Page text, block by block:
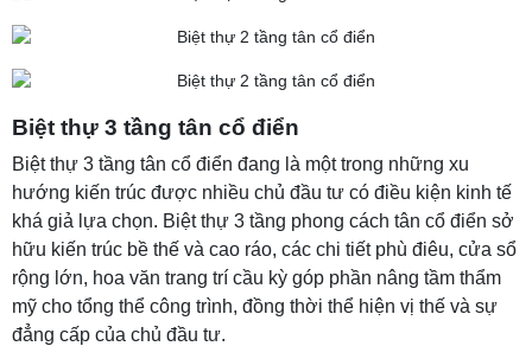
Biệt thự 3 tầng tân cổ điển
Biệt thự 3 tầng tân cổ điển đang là một trong những xu
hướng kiến trúc được nhiều chủ đầu tư có điều kiện kinh tế
khá giả lựa chọn. Biệt thự 3 tầng phong cách tân cổ điển sở
hữu kiến trúc bề thế và cao ráo, các chi tiết phù điêu, cửa sổ
rộng lớn, hoa văn trang trí cầu kỳ góp phần nâng tầm thẩm
mỹ cho tổng thể công trình, đồng thời thể hiện vị thế và sự
đẳng cấp của chủ đầu tư.